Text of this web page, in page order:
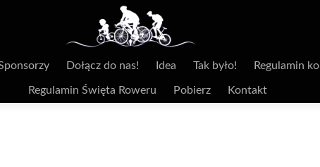
Dołącz do nas! Idea Tak było! Regulamin
Regulamin Święta Roweru Pobierz Kontakt